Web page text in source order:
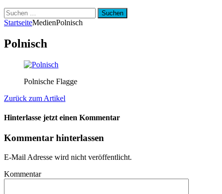
Suchen
nach:
StartseiteMedienPolnisch
Polnisch
Polnische Flagge
Zurück zum Artikel
Hinterlasse jetzt einen Kommentar
Kommentar hinterlassen
E-Mail Adresse wird nicht veröffentlicht.
Kommentar